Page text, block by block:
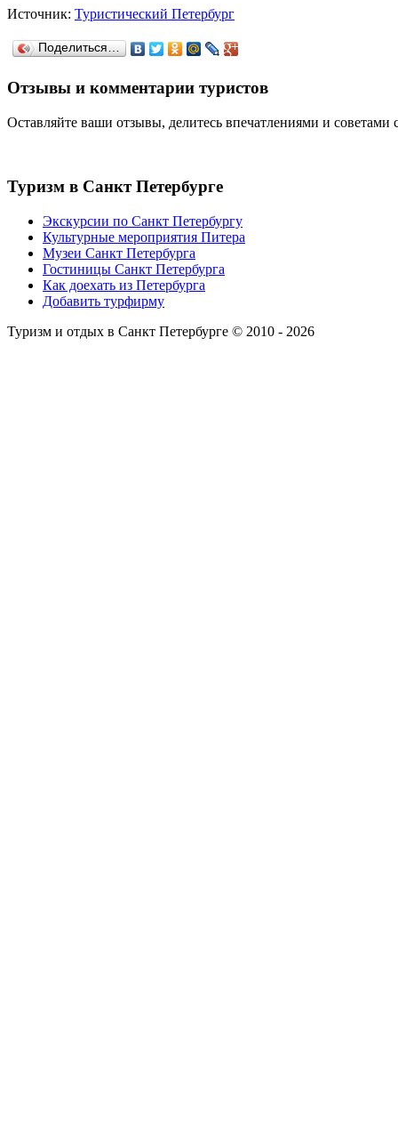
Источник: Туристический Петербург
Поделиться…
Отзывы и комментарии туристов
Оставляйте ваши отзывы, делитесь впечатлениями и советами
Туризм в Санкт Петербурге
Экскурсии по Санкт Петербургу
Культурные мероприятия Питера
Музеи Санкт Петербурга
Гостиницы Санкт Петербурга
Как доехать из Петербурга
Добавить турфирму
Туризм и отдых в Санкт Петербурге © 2010 - 2026